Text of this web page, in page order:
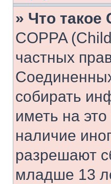
» Что такое
COPPA
частных
собирать
иметь на
наличие
разрешают
младше 13